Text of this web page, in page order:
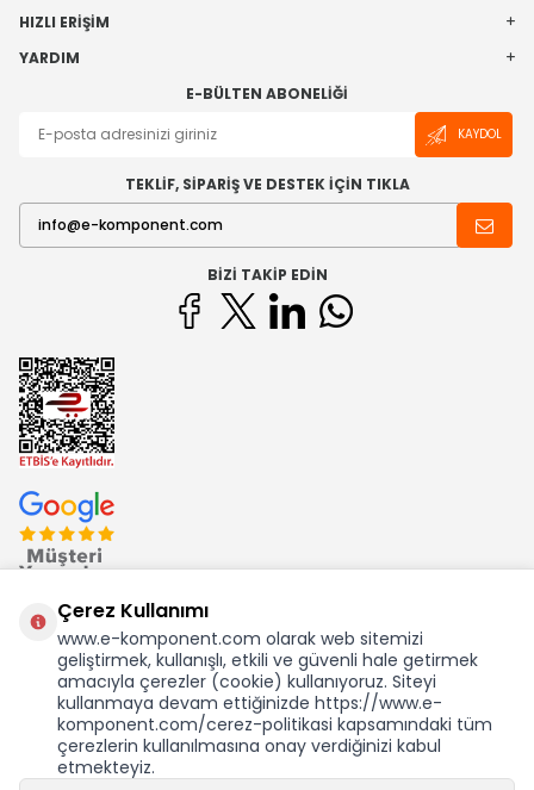
KDV Dahil Birim Fiyat
HIZLI ERIŞIM
YARDIM
E-BÜLTEN ABONELIĞI
KAYDOL
TEKLİF, SİPARİŞ VE DESTEK İÇİN TIKLA
BIZI TAKIP EDIN
Ekom Elk. Elektronik San. ve Tic. A.Ş.'nin Tescilli Bir Markasıdır
Çerez Kullanımı
www.e-komponent.com olarak web sitemizi
geliştirmek, kullanışlı, etkili ve güvenli hale getirmek
amacıyla çerezler (cookie) kullanıyoruz. Siteyi
kullanmaya devam ettiğinizde https://www.e-
komponent.com/cerez-politikasi kapsamındaki tüm
çerezlerin kullanılmasına onay verdiğinizi kabul
etmekteyiz.